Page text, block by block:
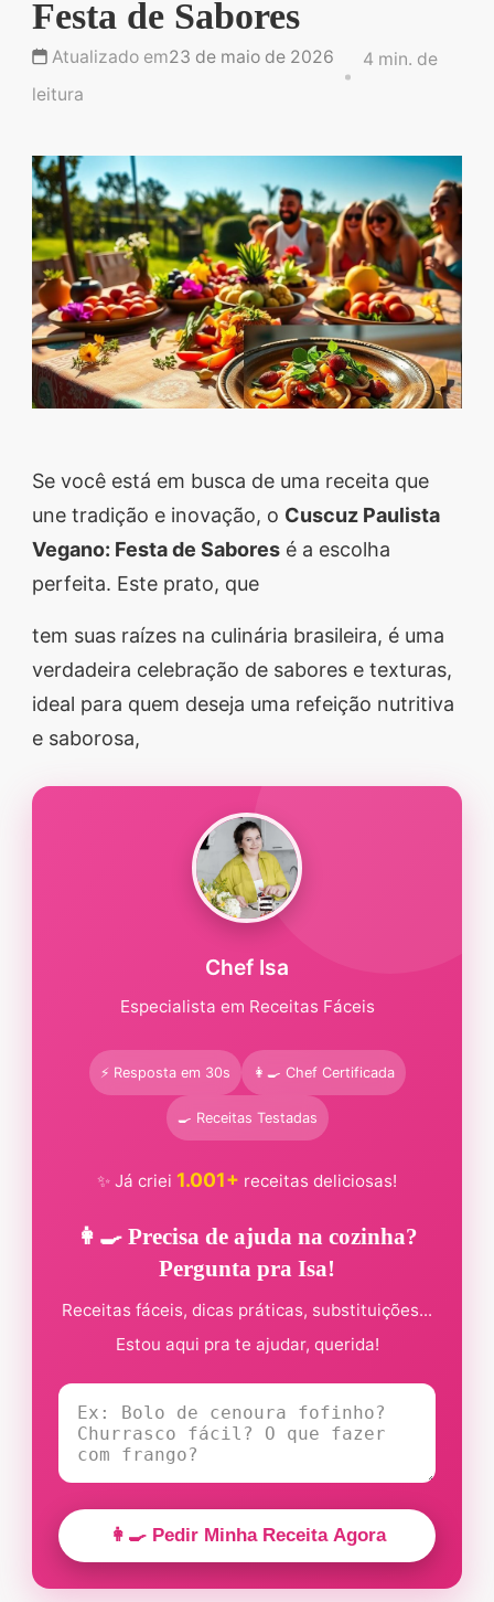
Descubra sobremesas
irresistíveis, refeições
saudáveis e práticas,
vida na cozinha. 🍰🥗
Quer aprender a fazer
um almoço delicioso,
um jantar especial ou
sobremesas de dar água
na boca? Nós temos
tudo o que você
culinárias incríveis,
segredos valiosos e
receitas rápidas e fáceis
todos ao seu redor.
Transforme suas
refeições e inspire-se
Festa de Sabores
Atualizado em23 de maio de 2026
4 min. de
leitura
Se você está em busca de uma receita que
une tradição e inovação, o Cuscuz Paulista
Vegano: Festa de Sabores é a escolha
perfeita. Este prato, que
tem suas raízes na culinária brasileira, é uma
verdadeira celebração de sabores e texturas,
ideal para quem deseja uma refeição nutritiva
e saborosa,
Chef Isa
Especialista em Receitas Fáceis
⚡ Resposta em 30s 👩‍🍳 Chef Certificada
🍳 Receitas Testadas
✨ Já criei 1.001+ receitas deliciosas!
👩‍🍳 Precisa de ajuda na cozinha?
Pergunta pra Isa!
Receitas fáceis, dicas práticas, substituições...
Estou aqui pra te ajudar, querida!
👩‍🍳 Pedir Minha Receita Agora